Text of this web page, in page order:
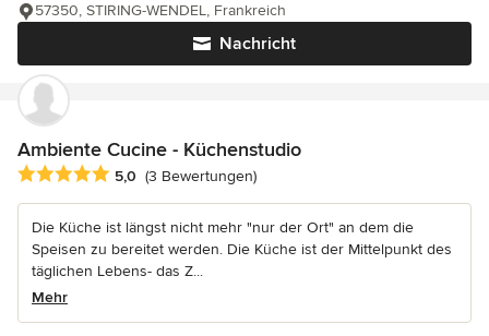
Nachricht
57350, STIRING-WENDEL, Frankreich
Ambiente Cucine - Küchenstudio
Durchschnittliche Bewertung: 5 von 5 Sternen
5,0 (3 Bewertungen)
Die Küche ist längst nicht mehr "nur der Ort" an dem die
Speisen zu bereitet werden. Die Küche ist der Mittelpunkt des
täglichen Lebens- das Z...
Mehr